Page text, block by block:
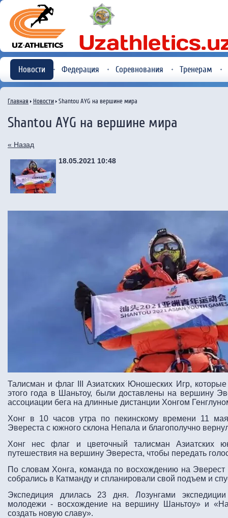
Новости Федерация Соревнования Тренерам
Главная Новости Shantou AYG на вершине мира
Shantou AYG на вершине мира
« Назад
18.05.2021 10:48
Талисман и флаг III Азиатских Юношеских Игр,
этого года в Шаньтоу, были доставлены на вершину
ассоциации бега на длинные дистанции Хонгом
Хонг в 10 часов утра по пекинскому времени 11
Эвереста с южного склона Непала и благополучно
Хонг нес флаг и цветочный талисман Азиатских
путешествия на вершину Эвереста, чтобы передать
По словам Хонга, команда по восхождению на
собрались в Катманду и спланировали свой подъем и
Экспедиция длилась 23 дня. Лозунгами
молодежи - восхождение на вершину Шаньтоу» и
создать новую славу».